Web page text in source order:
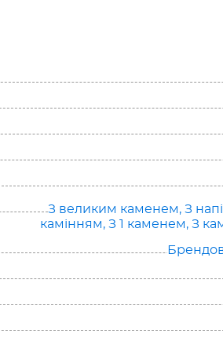
З великим каменем, З
камінням, З 1 каменем, З